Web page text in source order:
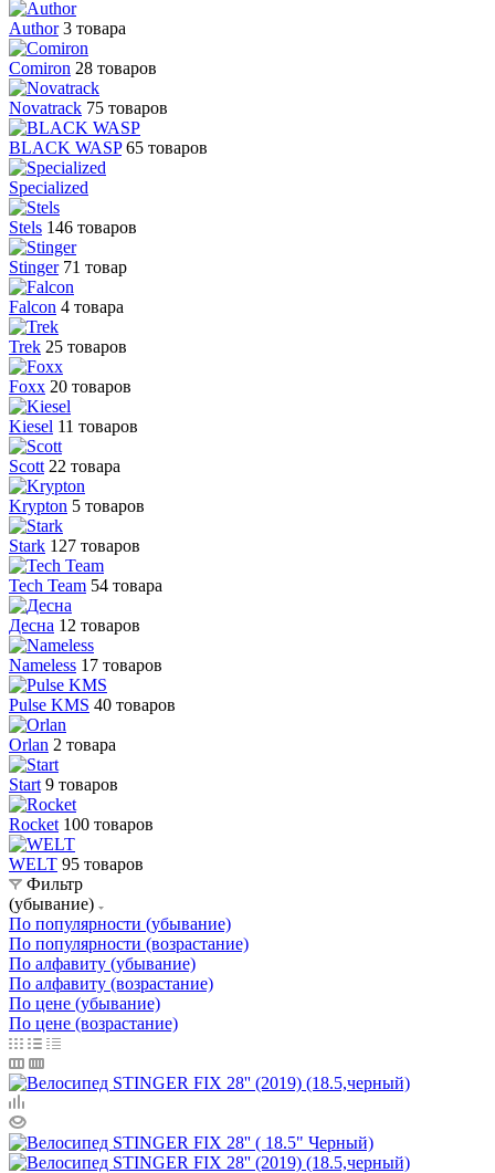
Author 3 товара
Comiron 28 товаров
Novatrack 75 товаров
BLACK WASP 65 товаров
Specialized
Stels 146 товаров
Stinger 71 товар
Falcon 4 товара
Trek 25 товаров
Foxx 20 товаров
Kiesel 11 товаров
Scott 22 товара
Krypton 5 товаров
Stark 127 товаров
Tech Team 54 товара
Десна 12 товаров
Nameless 17 товаров
Pulse KMS 40 товаров
Orlan 2 товара
Start 9 товаров
Rocket 100 товаров
WELT 95 товаров
Фильтр
(убывание)
По популярности (убывание)
По популярности (возрастание)
По алфавиту (убывание)
По алфавиту (возрастание)
По цене (убывание)
По цене (возрастание)